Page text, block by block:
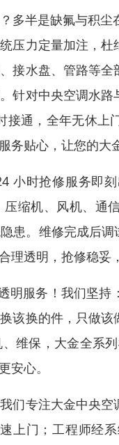
多半是缺氟与积
压力定量加注，
接水盘、管路等
针对中央空调水
通，全年无休
贴心，让您的大
小时抢修服务即
缩机、风机、通
患。维修完成后
透明，抢修稳妥
明服务！我们坚
该换的件，只做
维保，大金全系
安心。
们专注大金中央
上门；工程师经